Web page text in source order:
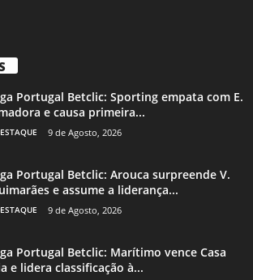
Portugal Betclic: Sporting empata com E.
e causa primeira...
9 de Agosto, 2026
Portugal Betclic: Arouca surpreende V.
e assume a liderança...
9 de Agosto, 2026
Portugal Betclic: Marítimo vence Casa
e lidera classificação à...